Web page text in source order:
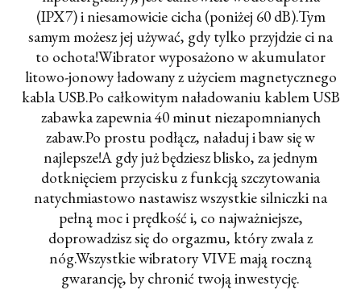
(IPX7) i niesamowicie cicha (poniżej 60 dB).Tym
samym możesz jej używać, gdy tylko przyjdzie ci na
to ochota!Wibrator wyposażono w akumulator
litowo-jonowy ładowany z użyciem magnetycznego
kabla USB.Po całkowitym naładowaniu kablem USB
zabawka zapewnia 40 minut niezapomnianych
zabaw.Po prostu podłącz, naładuj i baw się w
najlepsze!A gdy już będziesz blisko, za jednym
dotknięciem przycisku z funkcją szczytowania
natychmiastowo nastawisz wszystkie silniczki na
pełną moc i prędkość i, co najważniejsze,
doprowadzisz się do orgazmu, który zwala z
nóg.Wszystkie wibratory VIVE mają roczną
gwarancję, by chronić twoją inwestycję.